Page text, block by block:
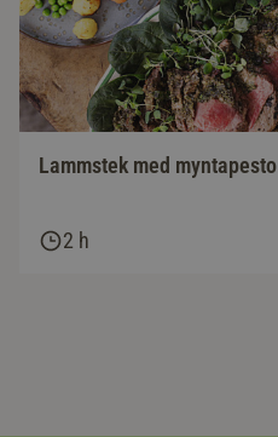
Lammstek med myntapesto
2 h